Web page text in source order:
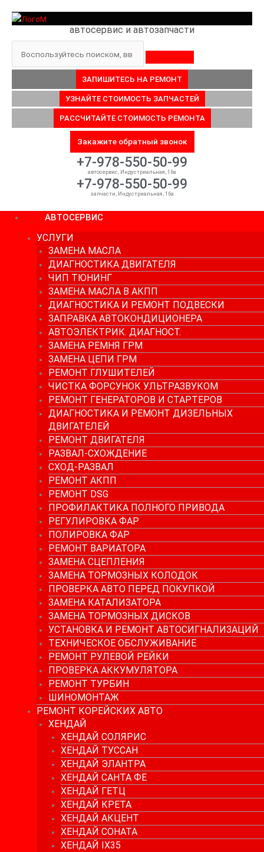
автосервис и автозапчасти
ЗАПИШИТЕСЬ НА РЕМОНТ
УЗНАЙТЕ СТОИМОСТЬ ЗАПЧАСТЕЙ
РАССЧИТАЙТЕ СТОИМОСТЬ РЕМОНТА
Закажите обратный звонок
+7-978-550-50-99
автосервис, Индустриальная, 16а
+7-978-550-50-99
запчасти, Индустриальная, 16а
АВТОСЕРВИС
УСЛУГИ
ЗАМЕНА МАСЛА
ДИАГНОСТИКА ДВИГАТЕЛЯ
ЧИП ТЮНИНГ
ЗАМЕНА МАСЛА В АКПП
ДИАГНОСТИКА И РЕМОНТ ПОДВЕСКИ
ЗАПРАВКА АВТОКОНДИЦИОНЕРА
АВТОЭЛЕКТРИК. ДИАГНОСТ.
ЗАМЕНА РЕМНЯ ГРМ
ЗАМЕНА ЦЕПИ ГРМ
РЕМОНТ ГЛУШИТЕЛЕЙ
ЧИСТКА ФОРСУНОК УЛЬТРАЗВУКОМ
РЕМОНТ ГЕНЕРАТОРОВ И СТАРТЕРОВ
ДИАГНОСТИКА И РЕМОНТ ДИЗЕЛЬНЫХ
ДВИГАТЕЛЕЙ
РЕМОНТ ДВИГАТЕЛЯ
РАЗВАЛ-СХОЖДЕНИЕ
СХОД-РАЗВАЛ
РЕМОНТ АКПП
РЕМОНТ DSG
ПРОФИЛАКТИКА ПОЛНОГО ПРИВОДА
РЕГУЛИРОВКА ФАР
ПОЛИРОВКА ФАР
РЕМОНТ ВАРИАТОРА
ЗАМЕНА СЦЕПЛЕНИЯ
ЗАМЕНА ТОРМОЗНЫХ КОЛОДОК
ПРОВЕРКА АВТО ПЕРЕД ПОКУПКОЙ
ЗАМЕНА КАТАЛИЗАТОРА
ЗАМЕНА ТОРМОЗНЫХ ДИСКОВ
УСТАНОВКА И РЕМОНТ АВТОСИГНАЛИЗАЦИЙ
ТЕХНИЧЕСКОЕ ОБСЛУЖИВАНИЕ
РЕМОНТ РУЛЕВОЙ РЕЙКИ
ПРОВЕРКА АККУМУЛЯТОРА
РЕМОНТ ТУРБИН
ШИНОМОНТАЖ
РЕМОНТ КОРЕЙСКИХ АВТО
ХЕНДАЙ
ХЕНДАЙ СОЛЯРИС
ХЕНДАЙ ТУССАН
ХЕНДАЙ ЭЛАНТРА
ХЕНДАЙ САНТА ФЕ
ХЕНДАЙ ГЕТЦ
ХЕНДАЙ КРЕТА
ХЕНДАЙ АКЦЕНТ
ХЕНДАЙ СОНАТА
ХЕНДАЙ IX35